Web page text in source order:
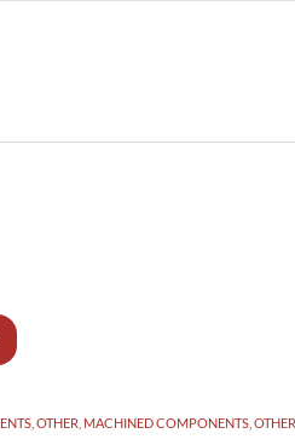
OTHER MACHINED COMPONENTS, OTHER